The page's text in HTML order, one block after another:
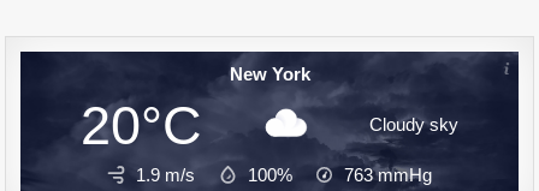
New York
20°C Cloudy sky
1.9 m/s 100% 763mmHg